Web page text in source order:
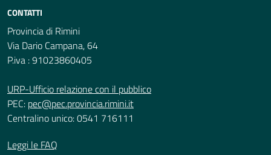
CONTATTI
Provincia di Rimini
Via Dario Campana, 64
P.iva : 91023860405
URP-Ufficio relazione con il pubblico
PEC: pec@pec.provincia.rimini.it
Centralino unico: 0541 716111
Leggi le FAQ